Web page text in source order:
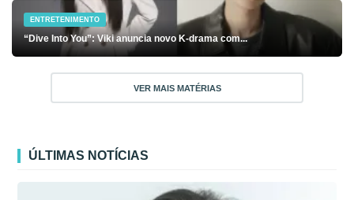
ENTRETENIMENTO
“Dive Into You”: Viki anuncia novo K-drama com...
VER MAIS MATÉRIAS
ÚLTIMAS NOTÍCIAS